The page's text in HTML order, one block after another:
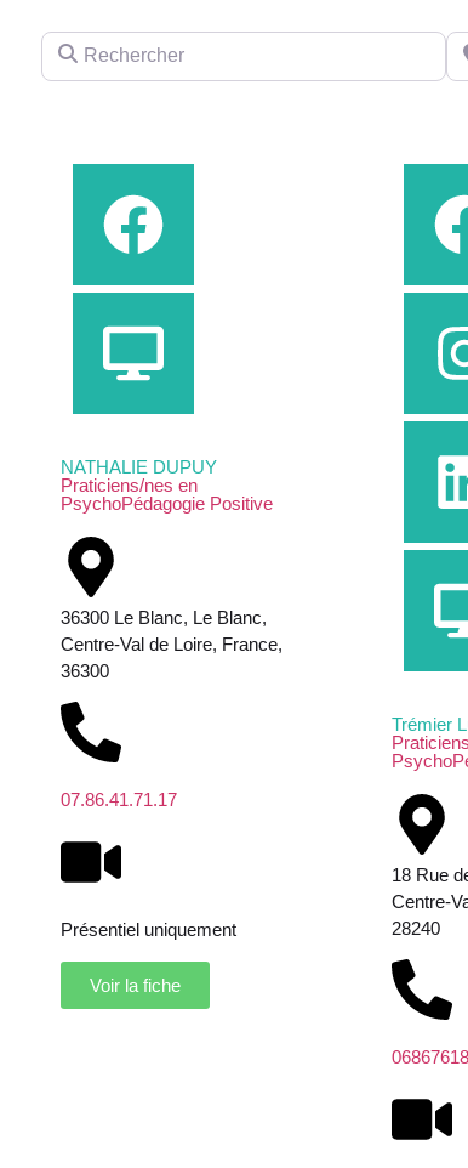
Rechercher
NATHALIE DUPUY
Praticiens/nes en
PsychoPédagogie Positive
36300 Le Blanc, Le Blanc,
Centre-Val de Loire, France,
36300
07.86.41.71.17
Présentiel uniquement
Voir la fiche
Trémier
18 Rue
Centre-
28240